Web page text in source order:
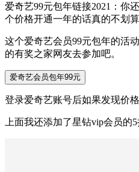
爱奇艺99元包年链接2021：你
个价格开通一年的话真的不划
这个爱奇艺会员99元包年的活
的有奖之家网友去参加吧。
爱奇艺会员包年99元
登录爱奇艺账号后如果发现价
上面我还添加了星钻vip会员